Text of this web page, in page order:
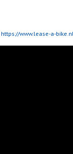
https://www.lease-a-